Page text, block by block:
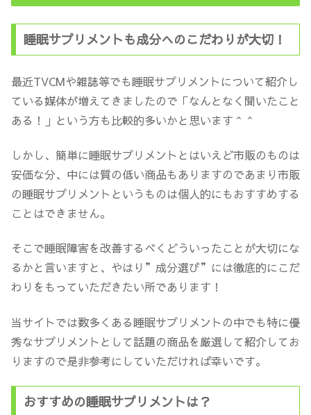
睡眠サプリメントも成分へのこだわりが大切！
最近TVCMや雑誌等でも睡眠サプリメントについて紹介し
ている媒体が増えてきましたので「なんとなく聞いたこと
ある！」という方も比較的多いかと思います＾＾
しかし、簡単に睡眠サプリメントとはいえど市販のものは
安価な分、中には質の低い商品もありますのであまり市販
の睡眠サプリメントというものは個人的にもおすすめする
ことはできません。
そこで睡眠障害を改善するべくどういったことが大切にな
るかと言いますと、やはり”成分選び”には徹底的にこだ
わりをもっていただきたい所であります！
当サイトでは数多くある睡眠サプリメントの中でも特に優
秀なサプリメントとして話題の商品を厳選して紹介してお
りますので是非参考にしていただければ幸いです。
おすすめの睡眠サプリメントは？